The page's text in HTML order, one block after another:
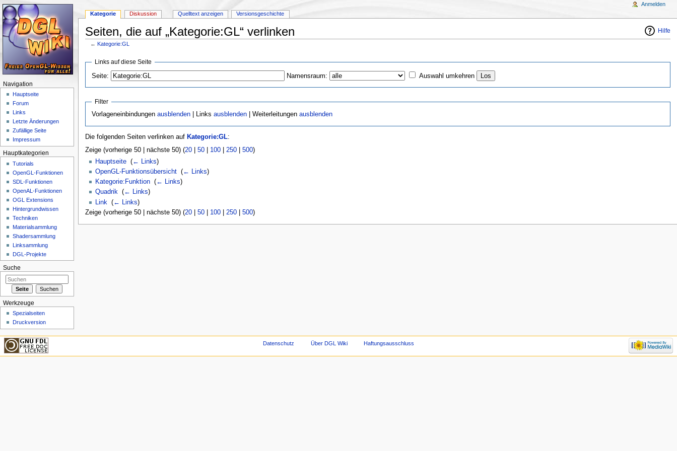
Hilfe
Seiten, die auf „Kategorie:GL“ verlinken
←Kategorie:GL
Links auf diese Seite
Seite: Namensraum: Auswahl umkehren
Filter
Vorlageneinbindungenausblenden | Linksausblenden | Weiterleitungenausblenden
Die folgenden Seiten verlinken auf Kategorie:GL:
Zeige (vorherige 50 | nächste 50) (20| 50| 100| 250| 500)
Hauptseite‎ (← Links)
OpenGL-Funktionsübersicht‎ (← Links)
Kategorie:Funktion‎ (← Links)
Quadrik‎ (← Links)
Link
(← Links)
Zeige (vorherige 50 | nächste 50) (20| 50| 100| 250| 500)
Kategorie Diskussion Quelltext anzeigen Versionsgeschichte
Anmelden
Navigation
Hauptseite
Forum
Links
Letzte Änderungen
Zufällige Seite
Impressum
Hauptkategorien
Tutorials
OpenGL-Funktionen
SDL-Funktionen
OpenAL-Funktionen
OGL Extensions
Hintergrundwissen
Techniken
Materialsammlung
Shadersammlung
Linksammlung
DGL-Projekte
Suche
Werkzeuge
Spezialseiten
Druckversion
Datenschutz Über DGL Wiki Haftungsausschluss